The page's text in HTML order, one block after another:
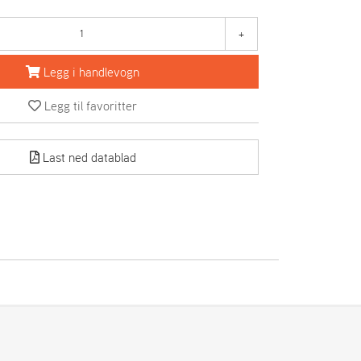
+
Legg i handlevogn
Legg til favoritter
Last ned datablad